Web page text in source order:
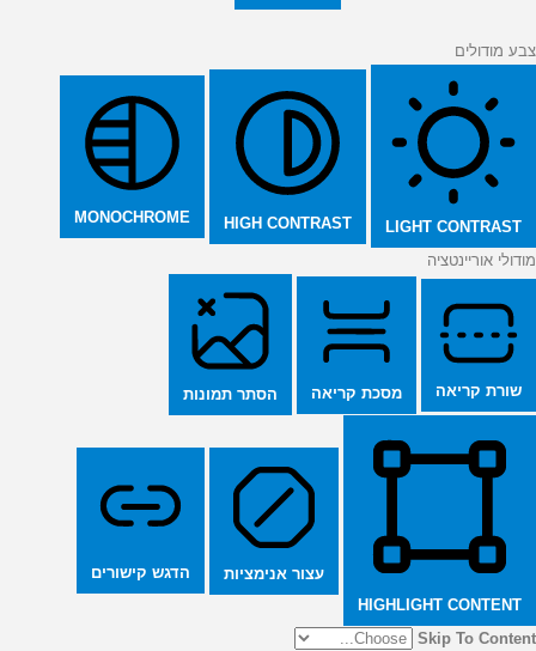
צבע מודולים
LIGHT CONTRAST
HIGH CONTRAST
MONOCHROME
מודולי אוריינטציה
שורת קריאה מסכת קריאה הסתר תמונות
HIGHLIGHT CONTENT
עצור אנימציות הדגש קישורים
Skip To Content